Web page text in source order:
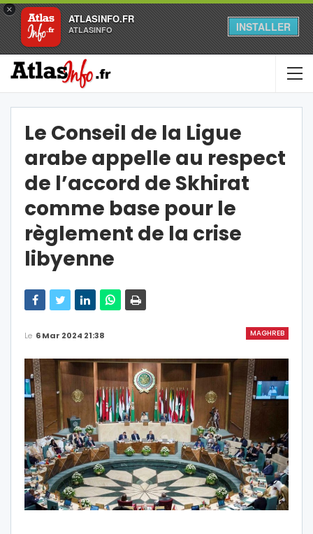
×
ATLASINFO.FR
ATLASINFO INSTALLER
Le Conseil de la Ligue
arabe appelle au respect
de l’accord de Skhirat
comme base pour le
règlement de la crise
libyenne
MAGHREB
Le 6 Mar 2024 21:38